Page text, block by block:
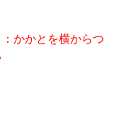
かかとを横からつ